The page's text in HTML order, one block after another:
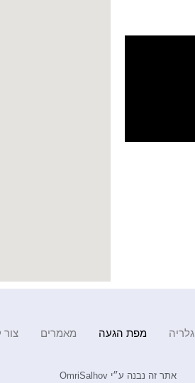
גלריה מפת הגעה מאמרים
אתר זה נבנה ע״י OmriSalhov